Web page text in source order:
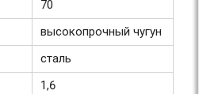
70
высокопрочный чугун
сталь
1,6